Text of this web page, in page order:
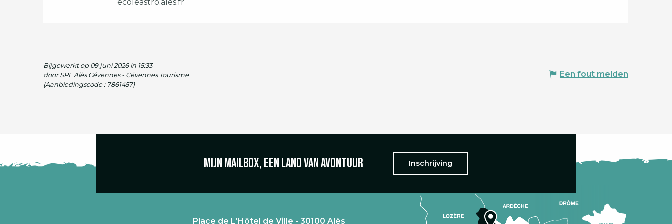
ecoleastro.ales.fr
Bijgewerkt op 09 juni 2026 in 15:33
door SPL Alès Cévennes - Cévennes Tourisme
(Aanbiedingscode : 7861457)
Een fout melden
Mijn mailbox, een land van avontuur Inschrijving
Place de L'Hôtel de Ville - 30100 Alès